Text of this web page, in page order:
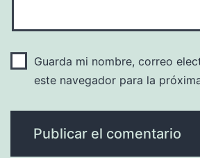
Guarda mi nombre, correo
este navegador para la